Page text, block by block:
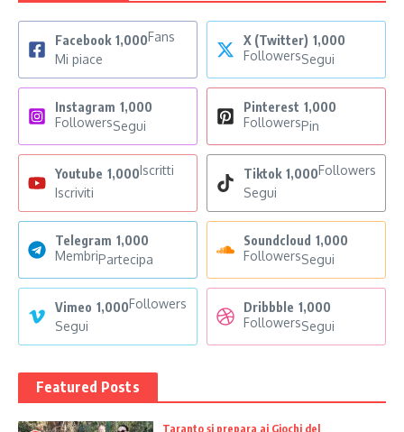
Facebook 1,000Fans
Mi piace
X (Twitter) 1,000
FollowersSegui
Instagram 1,000
FollowersSegui
Pinterest 1,000
FollowersPin
Youtube 1,000Iscritti
Iscriviti
Tiktok 1,000Followers
Segui
Telegram 1,000
MembriPartecipa
Soundcloud 1,000
FollowersSegui
Vimeo 1,000Followers
Segui
Dribbble 1,000
FollowersSegui
Featured Posts
Taranto si prepara ai Giochi del